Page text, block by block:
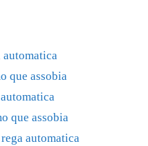
automatica
que assobia
que assobia
automatica